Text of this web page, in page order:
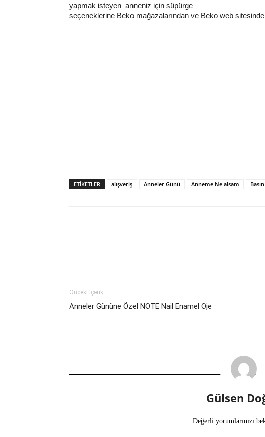
yapmak isteyen anneniz için süpürge
seçeneklerine Beko mağazalarından ve Beko web
ETIKETLER alışveriş Anneler Günü Anneme Ne alsam
Önceki İçerik
Gülsen
Değerli yorumlarınızı